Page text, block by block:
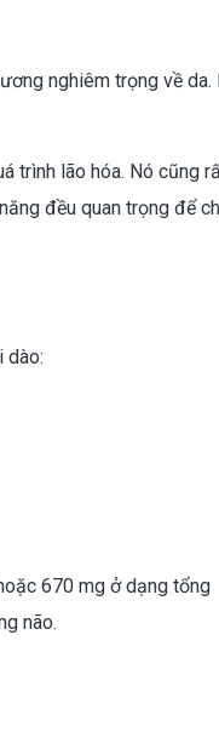
nghiêm trọng về da.
trình lão hóa. Nó cũng
đều quan trọng để
dào:
670 mg ở dạng tổng
não.